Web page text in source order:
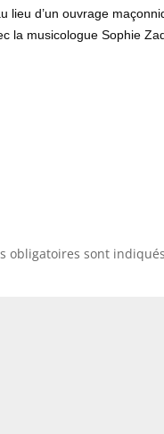
lieu d’un ouvrage
la musicologue Sophie
obligatoires sont